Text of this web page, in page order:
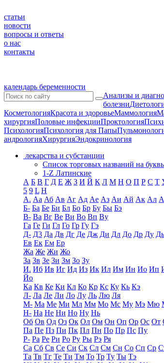
статьи
новости
вопросы и ответы
о нас
контакты
календарь беременности
Анализы и
болезни
КосметологияКрасота и здоровьеМаммология
хирургияПоловые инфекцииПроктология
ПсихологияПсихология для Папы
андрологияХирургияЭндокринология
лекарства и субстанции
Список торговых названий на
1-Z Латинские
А Б В Г Д Е Ж З И Й К Л М Н О П Р С Т
5 9 L H
А. Аа Аб Ав Аг Ад Ае Аз Аи Ай Ак Ал
Б- Ба Бе Би Бл Бо Бр Бу Бы Бэ
В- Ва Вг Ве Ви Во Вп Ву
Га Ге Ги Гл Го Гр Гу Гэ
Д- Д3 Да Дв Дг Де Дж Ди Дл До Др Ду
Ев Ек Ем Ер
Жа Же Жи Жо
За Зв Зе Зи Зм Зо Зу
И. Иб Ив Иг Ид Из Ик Ил Им Ин Ио Ип
Йо
Ка Кв Ке Ки Кл Ко Кр Кс Ку Кь Кэ
Л- Ла Ле Ли Ло Лу Ль Лю Ля
М- Ма Ме Ми Мл Мм Мо Мс Му Мэ Мю
Н- На Не Ни Но Ну Нь
Об Ов Од Оз Ок Ол Ом Он Оп Ор Ос От
Па Пе Пз Пи Пк Пл Пн По Пр Пс Пу
Р- Ра Ре Ри Ро Ру Ры Рэ Ря
Са Сб Св Се Си Ск Сл См Сн Со Сп Ср
Та Тв Тг Те Ти Тм То Тр Ту Ты Тэ